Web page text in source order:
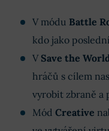
V módu Battle
kdo jako
V Save the
hráčů s cílem
vyrobit zbraně a
Mód Creative